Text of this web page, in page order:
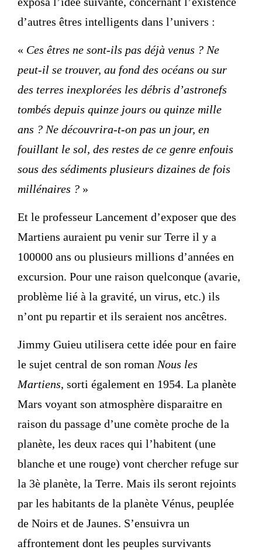
d’autres êtres intelligents dans l’univers :
« Ces êtres ne sont-ils pas déjà venus ? Ne
peut-il se trouver, au fond des océans ou sur
des terres inexplorées les débris d’astronefs
tombés depuis quinze jours ou quinze mille
ans ? Ne découvrira-t-on pas un jour, en
fouillant le sol, des restes de ce genre enfouis
sous des sédiments plusieurs dizaines de fois
millénaires ? »
Et le professeur Lancement d’exposer que des
Martiens auraient pu venir sur Terre il y a
100000 ans ou plusieurs millions d’années en
excursion. Pour une raison quelconque (avarie,
problème lié à la gravité, un virus, etc.) ils
n’ont pu repartir et ils seraient nos ancêtres.
Jimmy Guieu utilisera cette idée pour en faire
le sujet central de son roman Nous les
Martiens, sorti également en 1954. La planète
Mars voyant son atmosphère disparaitre en
raison du passage d’une comète proche de la
planète, les deux races qui l’habitent (une
blanche et une rouge) vont chercher refuge sur
la 3è planète, la Terre. Mais ils seront rejoints
par les habitants de la planète Vénus, peuplée
de Noirs et de Jaunes. S’ensuivra un
affrontement dont les peuples survivants